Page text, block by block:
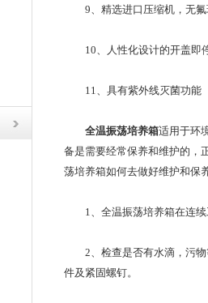
9、精选进口压缩机，无氟
10、人性化设计的开盖即停
11、具有紫外线灭菌功能
全温振荡培养箱适用于环境
备是需要经常保养和维护的
荡培养箱如何去做好维护和保养呢
1、全温振荡培养箱在连续
2、检查是否有水滴，污
件及紧固螺钉。